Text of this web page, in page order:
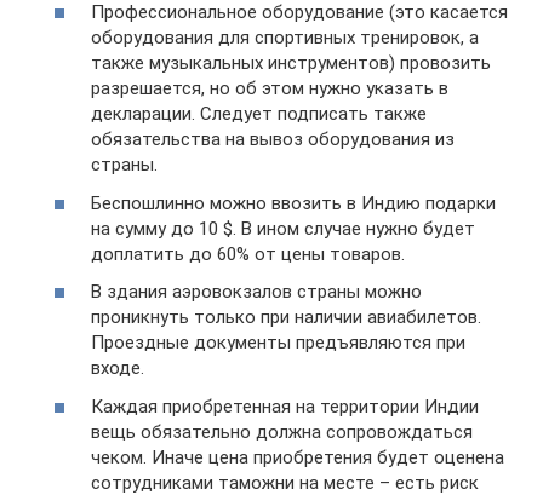
Профессиональное оборудование (это касается
оборудования для спортивных тренировок, а
также музыкальных инструментов) провозить
разрешается, но об этом нужно указать в
декларации. Следует подписать также
обязательства на вывоз оборудования из
страны.
Беспошлинно можно ввозить в Индию подарки
на сумму до 10 $. В ином случае нужно будет
доплатить до 60% от цены товаров.
В здания аэровокзалов страны можно
проникнуть только при наличии авиабилетов.
Проездные документы предъявляются при
входе.
Каждая приобретенная на территории Индии
вещь обязательно должна сопровождаться
чеком. Иначе цена приобретения будет оценена
сотрудниками таможни на месте – есть риск